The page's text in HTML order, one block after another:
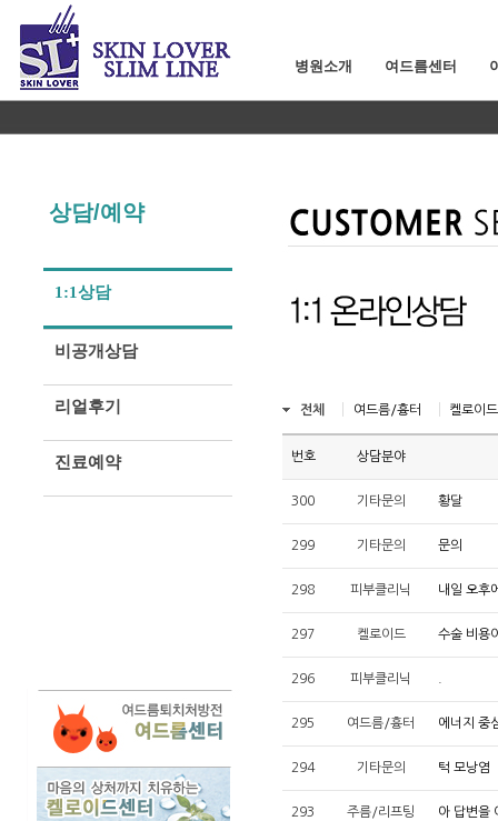
병원소개 여드름센터
상담/예약
1:1상담
비공개상담
리얼후기
진료예약
전체 여드름/흉터 켈로이드
번호 상담분야
300 기타문의 황달
299 기타문의 문의
298 피부클리닉 내일 오후
297 켈로이드 수술 비용
296 피부클리닉
295 여드름/흉터 에너지 중
294 기타문의 턱 모낭염
293 주름/리프팅 아 답변을